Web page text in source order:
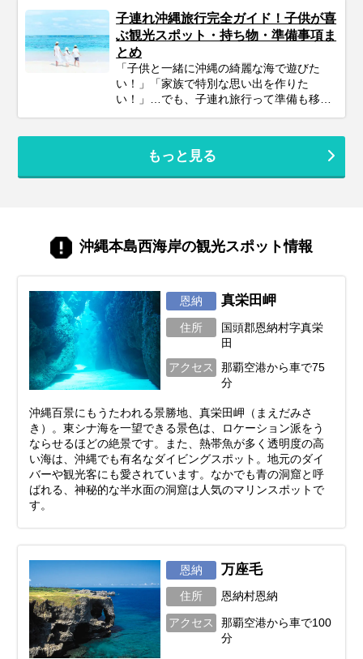
えている方も多いのではないでしょうか。
でも、気になるのが「実際いくらかかる
の？」という費用面。旅行費用は、時期や
日数、過ごし方によって大きく変わりま
す。 この記事では、沖縄旅行のリアルな予
算感から、賢く費用を抑えるコツ、予算別
のモデルプランまで、あなたの旅行計画に
役立つ情報をギュッとまとめてお届けしま
旅行を実現しましょう。
子連れ沖縄旅行完全ガイド！子供が喜
ぶ観光スポット・持ち物・準備事項ま
とめ
「子供と一緒に沖縄の綺麗な海で遊びた
い！」「家族で特別な思い出を作りた
い！」…でも、子連れ旅行って準備も移動
ます。 このガイドでは、子連れファミリー
が沖縄旅行を思いっきり楽しむための、計
で、不安を解消し、笑顔あふれる家族旅行
を実現しましょう♪
もっと見る
沖縄本島西海岸の観光スポット情報
恩納 真栄田岬
住所
国頭郡恩納村字真栄
田
アクセス
那覇空港から車で75
分
沖縄百景にもうたわれる景勝地、真栄田岬（まえだみさ
き）。東シナ海を一望できる景色は、ロケーション派をう
ならせるほどの絶景です。また、熱帯魚が多く透明度の高
い海は、沖縄でも有名なダイビングスポット。地元のダイ
バーや観光客にも愛されています。なかでも青の洞窟と呼
ばれる、神秘的な半水面の洞窟は人気のマリンスポットで
す。
恩納 万座毛
住所 恩納村恩納
アクセス
那覇空港から車で100
分